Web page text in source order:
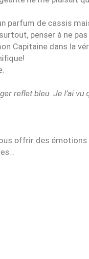
parfum de cassis
penser à ne
Capitaine dans la
reflet bleu. Je l’ai vu
offrir des